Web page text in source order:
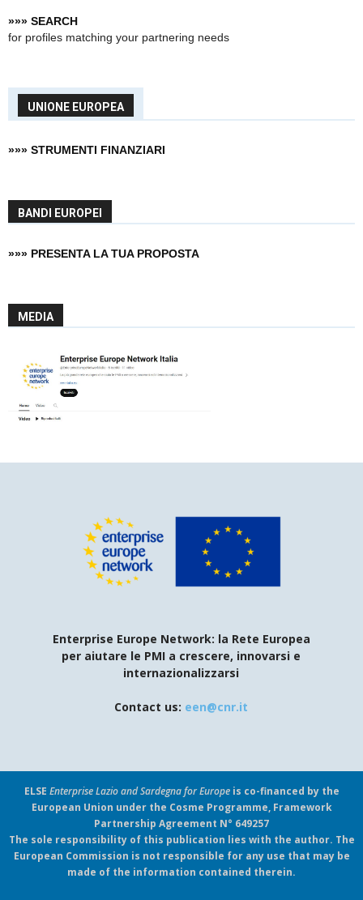
»»» SEARCH
for profiles matching your partnering needs
UNIONE EUROPEA
»»» STRUMENTI FINANZIARI
BANDI EUROPEI
»»» PRESENTA LA TUA PROPOSTA
MEDIA
Enterprise Europe Network: la Rete Europea
per aiutare le PMI a crescere, innovarsi e
internazionalizzarsi
Contact us: een@cnr.it
ELSE Enterprise Lazio and Sardegna for Europeis co-financed by the
European Union under the Cosme Programme, Framework
Partnership Agreement N° 649257
The sole responsibility of this publication lies with the author. The
European Commission is not responsible for any use that may be
made of the information contained therein.